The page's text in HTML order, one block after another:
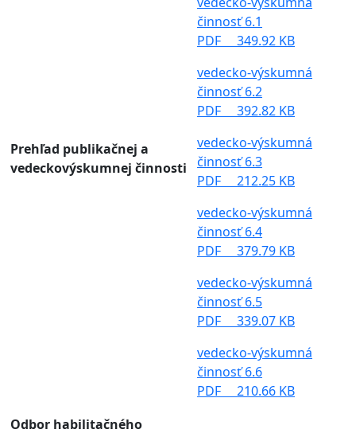
Prehľad publikačnej a
vedeckovýskumnej činnosti
činnosť 6.1
PDF 349.92 KB
vedecko-výskumná
činnosť 6.2
PDF 392.82 KB
vedecko-výskumná
činnosť 6.3
PDF 212.25 KB
vedecko-výskumná
činnosť 6.4
PDF 379.79 KB
vedecko-výskumná
činnosť 6.5
PDF 339.07 KB
vedecko-výskumná
činnosť 6.6
PDF 210.66 KB
Odbor habilitačného